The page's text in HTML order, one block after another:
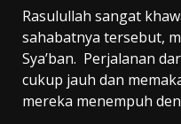
Rasulullah sangat
sahabatnya tersebut,
Sya’ban. Perjalanan
cukup jauh dan
mereka menempuh